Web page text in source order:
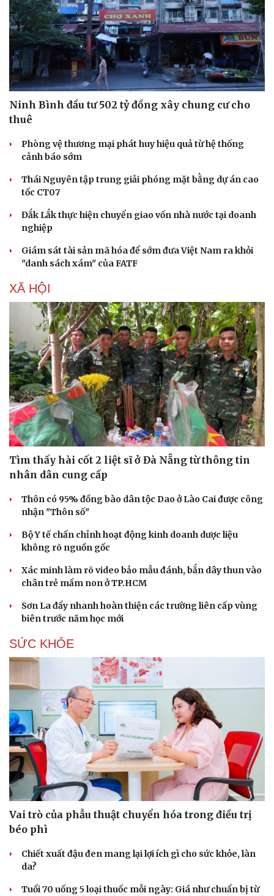
Ninh Bình đầu tư 502 tỷ đồng xây chung cư cho
thuê
Phòng vệ thương mại phát huy hiệu quả từ hệ thống
cảnh báo sớm
Thái Nguyên tập trung giải phóng mặt bằng dự án cao
tốc CT07
Đắk Lắk thực hiện chuyển giao vốn nhà nước tại doanh
nghiệp
Giám sát tài sản mã hóa để sớm đưa Việt Nam ra khỏi
"danh sách xám" của FATF
XÃ HỘI
Tìm thấy hài cốt 2 liệt sĩ ở Đà Nẵng từ thông tin
nhân dân cung cấp
Thôn có 95% đồng bào dân tộc Dao ở Lào Cai được công
nhận "Thôn số"
Bộ Y tế chấn chỉnh hoạt động kinh doanh dược liệu
không rõ nguồn gốc
Xác minh làm rõ video bảo mẫu đánh, bắn dây thun vào
chân trẻ mầm non ở TP.HCM
Sơn La đẩy nhanh hoàn thiện các trường liên cấp vùng
biên trước năm học mới
SỨC KHỎE
Vai trò của phẫu thuật chuyển hóa trong điều trị
béo phì
Chiết xuất đậu đen mang lại lợi ích gì cho sức khỏe, làn
da?
Tuổi 70 uống 5 loại thuốc mỗi ngày: Giá như chuẩn bị từ